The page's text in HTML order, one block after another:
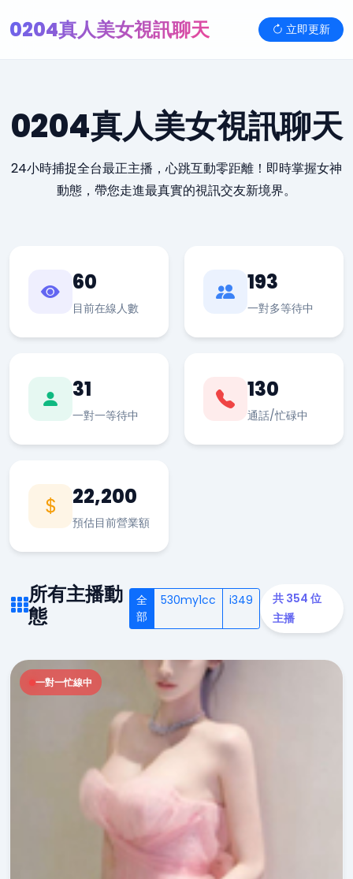
0204真人美女視訊聊天 立即更新
0204真人美女視訊聊天
24小時捕捉全台最正主播，心跳互動零距離！即時掌握女神
動態，帶您走進最真實的視訊交友新境界。
60
目前在線人數
193
一對多等待中
31
一對一等待中
130
通話/忙碌中
22,200
預估目前營業額
所有主播動
態
全
部
530my1cc i349
共 354 位
主播
一對一忙線中